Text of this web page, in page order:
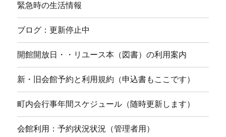
緊急時の生活情報
ブログ：更新停止中
開館開放日・・リユース本（図書）の利用案内
新・旧会館予約と利用規約（申込書もここです）
町内会行事年間スケジュール（随時更新します）
会館利用：予約状況状況（管理者用）